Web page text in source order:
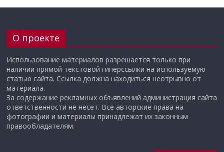
О проекте
Использование материалов разрешается только при
наличии прямой текстовой гиперссылки на используемую
статью сайта. Ссылка должна находиться неотрывно от
материала.
За содержание рекламных объявлений администрация сайта
ответственности не несет. Все авторские права на
фотографии и материалы принадлежат их законным
правообладателям.